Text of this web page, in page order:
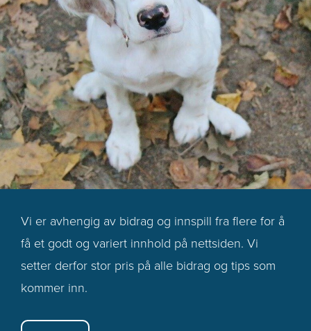
Vi er avhengig av bidrag og innspill fra flere for å
få et godt og variert innhold på nettsiden. Vi
setter derfor stor pris på alle bidrag og tips som
kommer inn.